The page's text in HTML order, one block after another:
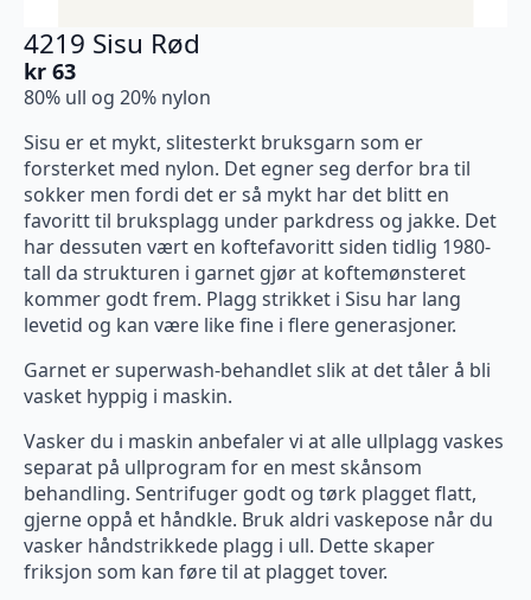
4219 Sisu Rød
kr 63
80% ull og 20% nylon
Sisu er et mykt, slitesterkt bruksgarn som er
forsterket med nylon. Det egner seg derfor bra til
sokker men fordi det er så mykt har det blitt en
favoritt til bruksplagg under parkdress og jakke. Det
har dessuten vært en koftefavoritt siden tidlig 1980-
tall da strukturen i garnet gjør at koftemønsteret
kommer godt frem. Plagg strikket i Sisu har lang
levetid og kan være like fine i flere generasjoner.
Garnet er superwash-behandlet slik at det tåler å bli
vasket hyppig i maskin.
Vasker du i maskin anbefaler vi at alle ullplagg vaskes
separat på ullprogram for en mest skånsom
behandling. Sentrifuger godt og tørk plagget flatt,
gjerne oppå et håndkle. Bruk aldri vaskepose når du
vasker håndstrikkede plagg i ull. Dette skaper
friksjon som kan føre til at plagget tover.